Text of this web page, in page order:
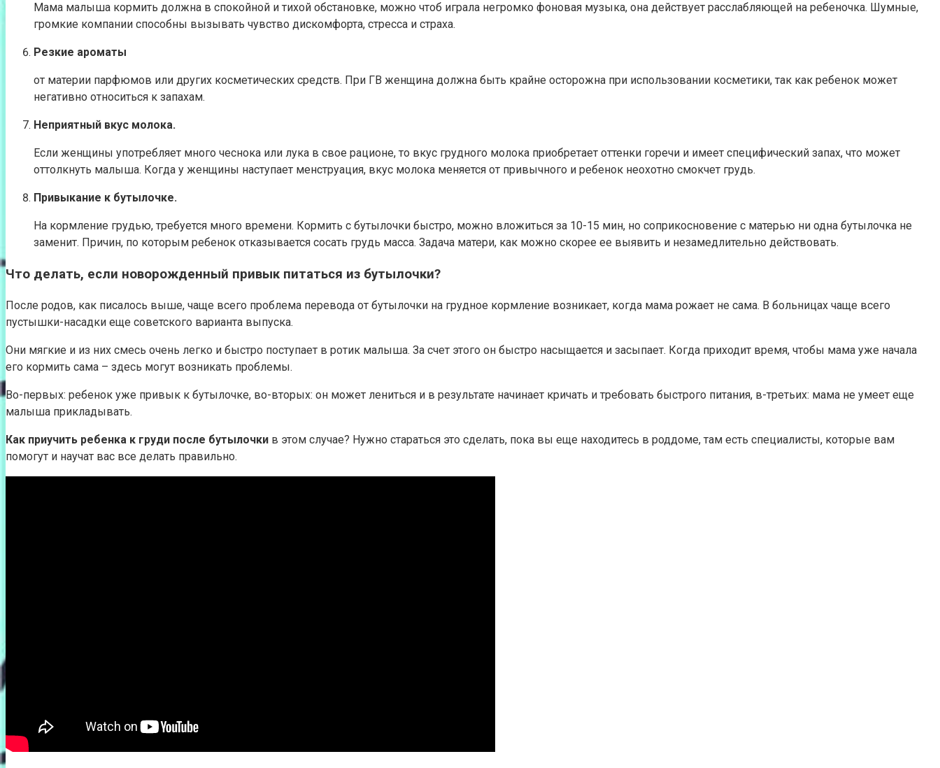
Мама малыша кормить должна в спокойной и тихой обстановке, можно чтоб играла негромко фоновая музыка, она действует расслабляющей на ребеночка. Шумные,
громкие компании способны вызывать чувство дискомфорта, стресса и страха.
Резкие ароматы
от материи парфюмов или других косметических средств. При ГВ женщина должна быть крайне осторожна при использовании косметики, так как ребенок может
негативно относиться к запахам.
Неприятный вкус молока.
Если женщины употребляет много чеснока или лука в свое рационе, то вкус грудного молока приобретает оттенки горечи и имеет специфический запах, что может
оттолкнуть малыша. Когда у женщины наступает менструация, вкус молока меняется от привычного и ребенок неохотно смокчет грудь.
Привыкание к бутылочке.
На кормление грудью, требуется много времени. Кормить с бутылочки быстро, можно вложиться за 10-15 мин, но соприкосновение с матерью ни одна бутылочка не
заменит. Причин, по которым ребенок отказывается сосать грудь масса. Задача матери, как можно скорее ее выявить и незамедлительно действовать.
Что делать, если новорожденный привык питаться из бутылочки?
После родов, как писалось выше, чаще всего проблема перевода от бутылочки на грудное кормление возникает, когда мама рожает не сама. В больницах чаще всего
пустышки-насадки еще советского варианта выпуска.
Они мягкие и из них смесь очень легко и быстро поступает в ротик малыша. За счет этого он быстро насыщается и засыпает. Когда приходит время, чтобы мама уже начала
его кормить сама – здесь могут возникать проблемы.
Во-первых: ребенок уже привык к бутылочке, во-вторых: он может лениться и в результате начинает кричать и требовать быстрого питания, в-третьих: мама не умеет еще
малыша прикладывать.
Как приучить ребенка к груди после бутылочки в этом случае? Нужно стараться это сделать, пока вы еще находитесь в роддоме, там есть специалисты, которые вам
помогут и научат вас все делать правильно.